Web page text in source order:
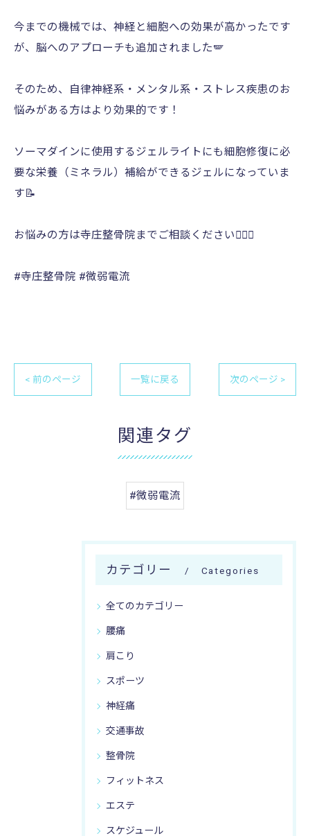
今までの機械では、神経と細胞への効果が高かったです
が、脳へのアプローチも追加されました🪽
そのため、自律神経系・メンタル系・ストレス疾患のお
悩みがある方はより効果的です！
ソーマダインに使用するジェルライトにも細胞修復に必
要な栄養（ミネラル）補給ができるジェルになっていま
す📝
お悩みの方は寺庄整骨院までご相談ください💁🏻‍♂️
#寺庄整骨院 #微弱電流
< 前のページ 一覧に戻る 次のページ >
関連タグ
#微弱電流
カテゴリー Categories
全てのカテゴリー
腰痛
肩こり
スポーツ
神経痛
交通事故
整骨院
フィットネス
エステ
スケジュール